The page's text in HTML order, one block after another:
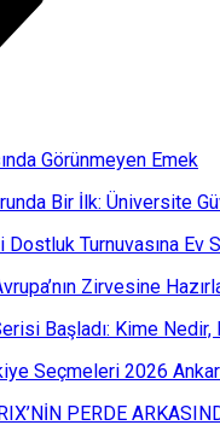
Görünmeyen Emek
Bir İlk: Üniversite
Dostluk Turnuvasına Ev
Zirvesine
Başladı: Kime
Seçmeleri 2026
PERDE